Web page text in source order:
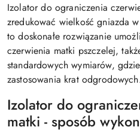
Izolator do ograniczenia
zredukować wielkość gniazda
to doskonałe rozwiązanie
czerwienia matki pszczelej,
standardowych wymiarów,
zastosowania krat
Izolator do
matki - sposób